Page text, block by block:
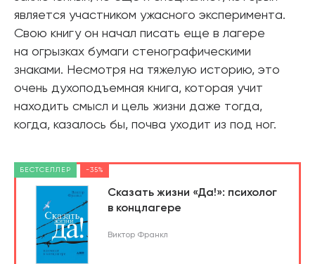
является участником ужасного эксперимента.
Свою книгу он начал писать еще в лагере
на огрызках бумаги стенографическими
знаками. Несмотря на тяжелую историю, это
очень духоподъемная книга, которая учит
находить смысл и цель жизни даже тогда,
когда, казалось бы, почва уходит из под ног.
БЕСТСЕЛЛЕР -35%
Сказать жизни «Да!»: психолог
в концлагере
Виктор Франкл